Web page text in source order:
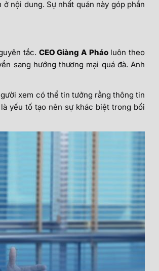
nội dung. Sự nhất quán này góp phần
tắc. CEO Giàng A Pháoluôn theo
sang hướng thương mại quá đà. Anh
xem có thể tin tưởng rằng thông tin
yếu tố tạo nên sự khác biệt trong bối